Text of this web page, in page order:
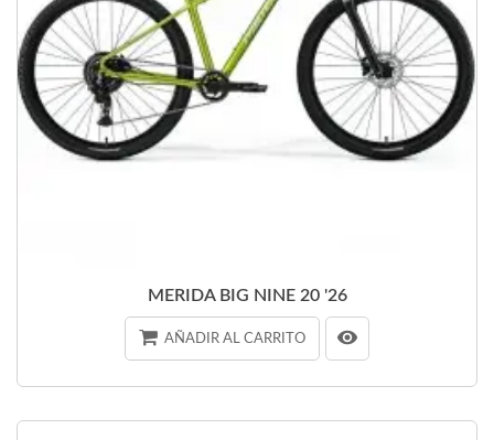
MERIDA BIG NINE 20 '26
AÑADIR AL CARRITO